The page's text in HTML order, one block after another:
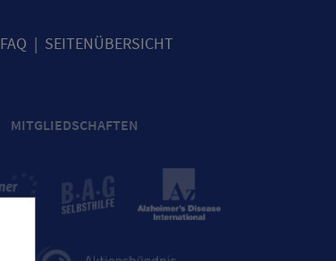
FAQ SEITENÜBERSICHT
MITGLIEDSCHAFTEN